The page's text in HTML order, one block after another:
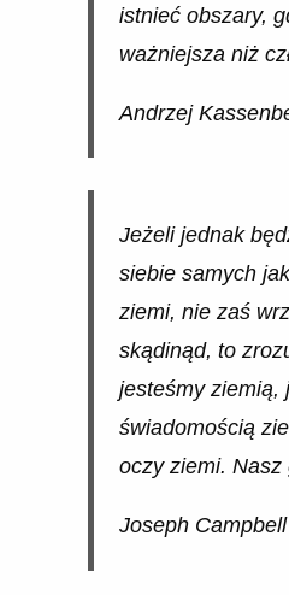
istnieć obszary,
ważniejsza niż
Andrzej
Jeżeli jednak
siebie samych
ziemi, nie zaś
skądinąd, to
jesteśmy ziemią,
świadomością
oczy ziemi. Nasz
Joseph Campbell